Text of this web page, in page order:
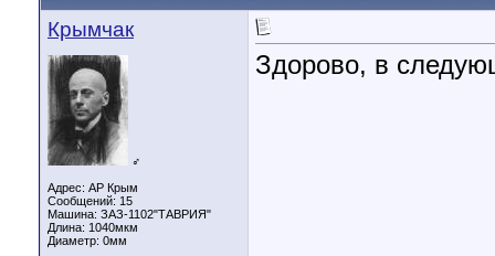
Крымчак
♂
Адрес: АР Крым
Сообщений: 15
Машина: ЗАЗ-1102"ТАВРИЯ"
Длина: 1040мкм
Диаметр: 0мм
Здорово, в